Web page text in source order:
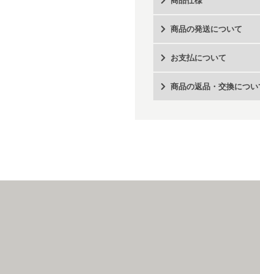
商品の発送について
お支払について
商品の返品・交換につい